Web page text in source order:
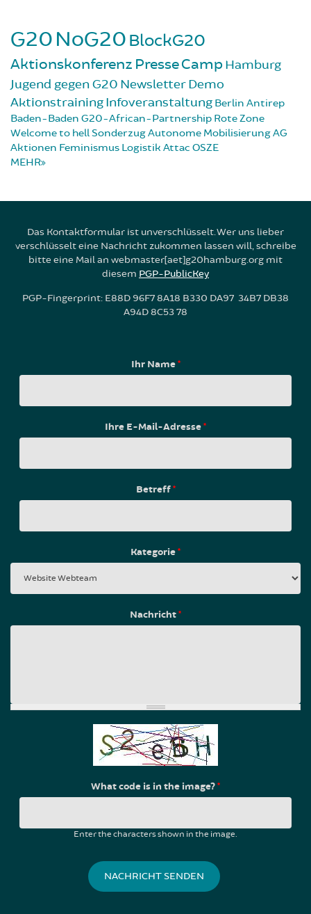
G20NoG20 BlockG20
Aktionskonferenz PresseCampHamburg
Jugend gegen G20 NewsletterDemo
AktionstrainingInfoveranstaltung Berlin Antirep
Baden-Baden G20-African-Partnership Rote Zone
Welcome to hellSonderzugAutonome MobilisierungAG
Aktionen Feminismus Logistik Attac OSZE
MEHR
Das Kontaktformular ist unverschlüsselt. Wer uns lieber
verschlüsselt eine Nachricht zukommen lassen will, schreibe
bitte eine Mail an webmaster[aet]g20hamburg.org mit
diesem PGP-PublicKey
PGP-Fingerprint: E88D 96F7 8A18 B330 DA97 34B7 DB38
A94D 8C53 78
Ihr Name*
Ihre E-Mail-Adresse*
Betreff*
Kategorie*
Nachricht*
What code is in the image?*
Enter the characters shown in the image.